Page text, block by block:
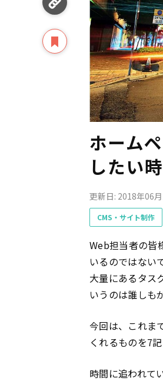
ホーム
したい
更新日: 2018年06
CMS・サイト制作
Web担当者の皆
いるのではない
大量にあるタス
いうのは誰しも
今回は、これま
くれるものを7
時間に追われて